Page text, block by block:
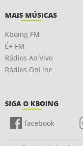
MAIS MÚSICAS
Kboing FM
É+ FM
Rádios Ao Vivo
Rádios OnLine
SIGA O KBOING
facebook